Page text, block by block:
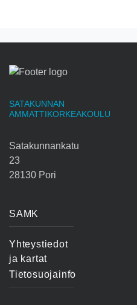
SATAKUNNAN
AMMATTIKORKEAKOULU
Satakunnankatu
23
28130 Pori
SAMK
Yhteystiedot
ja kartat
Tietosuojainfo